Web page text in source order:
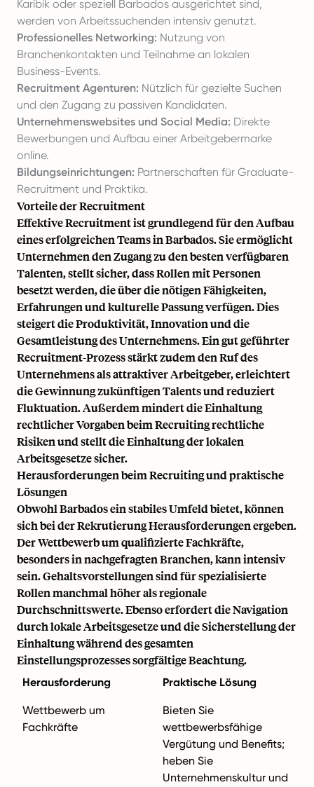
Karibik oder speziell Barbados ausgerichtet sind,
werden von Arbeitssuchenden intensiv genutzt.
Professionelles Networking: Nutzung von
Branchenkontakten und Teilnahme an lokalen
Business-Events.
Recruitment Agenturen: Nützlich für gezielte Suchen
und den Zugang zu passiven Kandidaten.
Unternehmenswebsites und Social Media: Direkte
Bewerbungen und Aufbau einer Arbeitgebermarke
online.
Bildungseinrichtungen: Partnerschaften für Graduate-
Recruitment und Praktika.
Vorteile der Recruitment
Effektive Recruitment ist grundlegend für den Aufbau
eines erfolgreichen Teams in Barbados. Sie ermöglicht
Unternehmen den Zugang zu den besten verfügbaren
Talenten, stellt sicher, dass Rollen mit Personen
besetzt werden, die über die nötigen Fähigkeiten,
Erfahrungen und kulturelle Passung verfügen. Dies
steigert die Produktivität, Innovation und die
Gesamtleistung des Unternehmens. Ein gut geführter
Recruitment-Prozess stärkt zudem den Ruf des
Unternehmens als attraktiver Arbeitgeber, erleichtert
die Gewinnung zukünftigen Talents und reduziert
Fluktuation. Außerdem mindert die Einhaltung
rechtlicher Vorgaben beim Recruiting rechtliche
Risiken und stellt die Einhaltung der lokalen
Arbeitsgesetze sicher.
Herausforderungen beim Recruiting und praktische
Lösungen
Obwohl Barbados ein stabiles Umfeld bietet, können
sich bei der Rekrutierung Herausforderungen ergeben.
Der Wettbewerb um qualifizierte Fachkräfte,
besonders in nachgefragten Branchen, kann intensiv
sein. Gehaltsvorstellungen sind für spezialisierte
Rollen manchmal höher als regionale
Durchschnittswerte. Ebenso erfordert die Navigation
durch lokale Arbeitsgesetze und die Sicherstellung der
Einhaltung während des gesamten
Einstellungsprozesses sorgfältige Beachtung.
Herausforderung Praktische Lösung
Wettbewerb um
Fachkräfte
Bieten Sie
wettbewerbsfähige
Vergütung und Benefits;
heben Sie
Unternehmenskultur und